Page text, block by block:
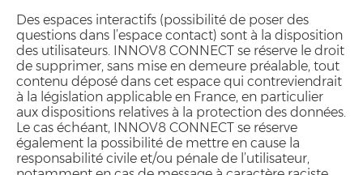
Des espaces interactifs (possibilité de poser des
questions dans l’espace contact) sont à la disposition
des utilisateurs. INNOV8 CONNECT se réserve le droit
de supprimer, sans mise en demeure préalable, tout
contenu déposé dans cet espace qui contreviendrait
à la législation applicable en France, en particulier
aux dispositions relatives à la protection des données.
Le cas échéant, INNOV8 CONNECT se réserve
également la possibilité de mettre en cause la
responsabilité civile et/ou pénale de l’utilisateur,